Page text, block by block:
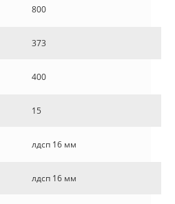
800
373
400
15
лдсп 16 мм
лдсп 16 мм